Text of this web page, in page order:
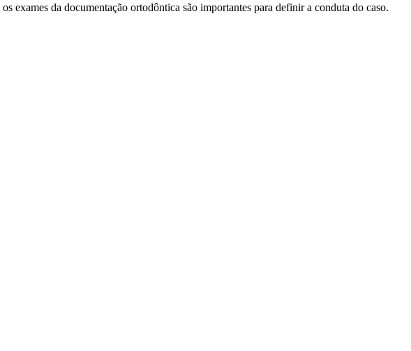
exames da documentação ortodôntica são importantes para definir a conduta do caso.